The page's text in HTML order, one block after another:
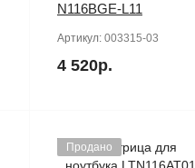
N116BGE-L11
Артикул: 003315-03
4 520р.
Продано